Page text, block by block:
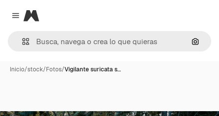
Close menu
Magnific
Inicio/stock/Fotos/Vigilante suricata s…